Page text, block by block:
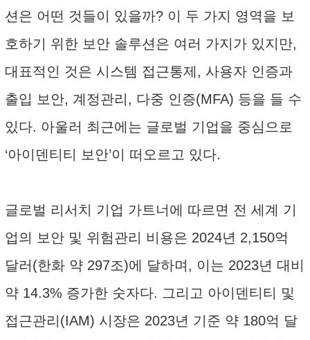
션은 어떤 것들이 있을까? 이 두 가지 영역을 보
호하기 위한 보안 솔루션은 여러 가지가 있지만,
대표적인 것은 시스템 접근통제, 사용자 인증과
출입 보안, 계정관리, 다중 인증(MFA) 등을 들 수
있다. 아울러 최근에는 글로벌 기업을 중심으로
‘아이덴티티 보안’이 떠오르고 있다.
글로벌 리서치 기업 가트너에 따르면 전 세계 기
업의 보안 및 위험관리 비용은 2024년 2,150억
달러(한화 약 297조)에 달하며, 이는 2023년 대비
약 14.3% 증가한 숫자다. 그리고 아이덴티티 및
접근관리(IAM) 시장은 2023년 기준 약 180억 달